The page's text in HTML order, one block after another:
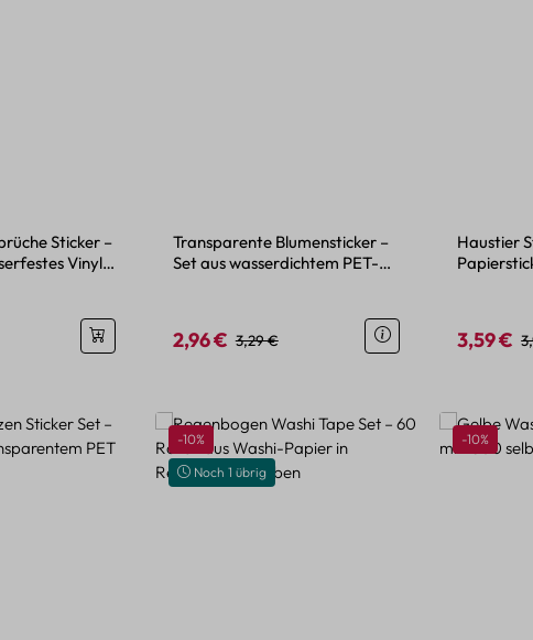
Sticker –
Vinyl
Preis:
Transparente Blumensticker –
Set aus wasserdichtem PET-
Verkaufspreis:
2,96 € Regulärer Preis:
3,29 €
Haustier
3,59 €
Rabatt
-10%
Noch 1 übrig
Rabatt
-10%